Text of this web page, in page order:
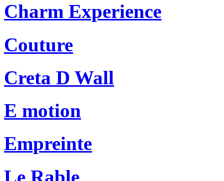
Charm Experience
Couture
Creta D Wall
E motion
Empreinte
Le Rable